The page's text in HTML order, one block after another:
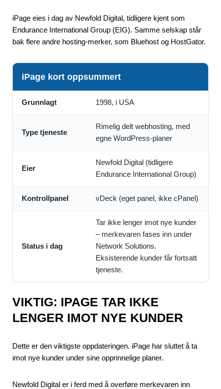
iPage eies i dag av Newfold Digital, tidligere kjent som
Endurance International Group (EIG). Samme selskap står
bak flere andre hosting-merker, som Bluehost og HostGator.
iPage kort oppsummert
Grunnlagt 1998, i USA
Type tjeneste
Rimelig delt webhosting, med
egne WordPress-planer
Eier
Newfold Digital (tidligere
Endurance International Group)
Kontrollpanel vDeck (eget panel, ikke cPanel)
Status i dag
Tar ikke lenger imot nye kunder
– merkevaren fases inn under
Network Solutions.
Eksisterende kunder får fortsatt
tjeneste.
VIKTIG: IPAGE TAR IKKE
LENGER IMOT NYE KUNDER
Dette er den viktigste oppdateringen. iPage har sluttet å ta
imot nye kunder under sine opprinnelige planer.
Newfold Digital er i ferd med å overføre merkevaren inn